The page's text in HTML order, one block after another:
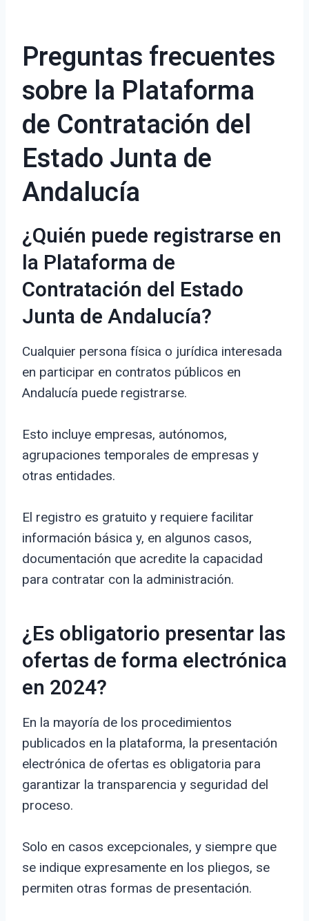
Preguntas frecuentes
sobre la Plataforma
de Contratación del
Estado Junta de
Andalucía
¿Quién puede registrarse en
la Plataforma de
Contratación del Estado
Junta de Andalucía?
Cualquier persona física o jurídica interesada
en participar en contratos públicos en
Andalucía puede registrarse.
Esto incluye empresas, autónomos,
agrupaciones temporales de empresas y
otras entidades.
El registro es gratuito y requiere facilitar
información básica y, en algunos casos,
documentación que acredite la capacidad
para contratar con la administración.
¿Es obligatorio presentar las
ofertas de forma electrónica
en 2024?
En la mayoría de los procedimientos
publicados en la plataforma, la presentación
electrónica de ofertas es obligatoria para
garantizar la transparencia y seguridad del
proceso.
Solo en casos excepcionales, y siempre que
se indique expresamente en los pliegos, se
permiten otras formas de presentación.